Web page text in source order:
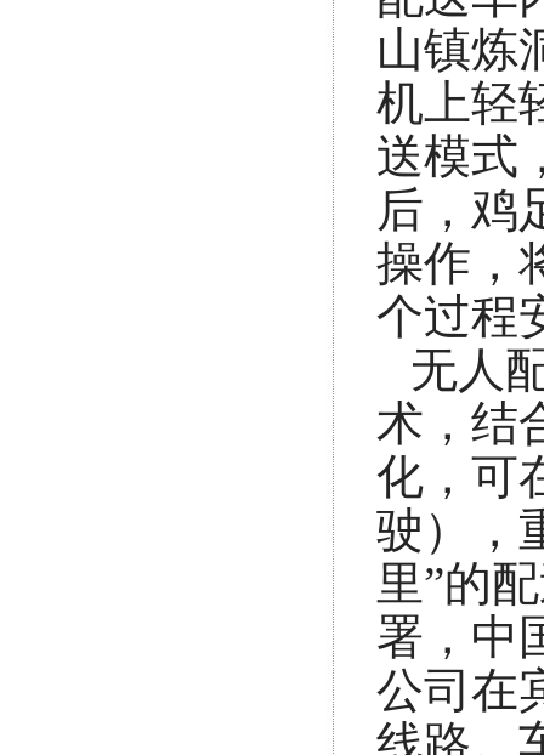
山镇炼
机上轻
送模式
后，鸡
操作，
个过程
无人
术，结
化，可
驶），
里”的
署，中
公司在
线路。